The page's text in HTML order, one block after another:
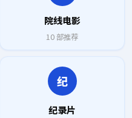
院线电影
10部推荐
纪
纪录片